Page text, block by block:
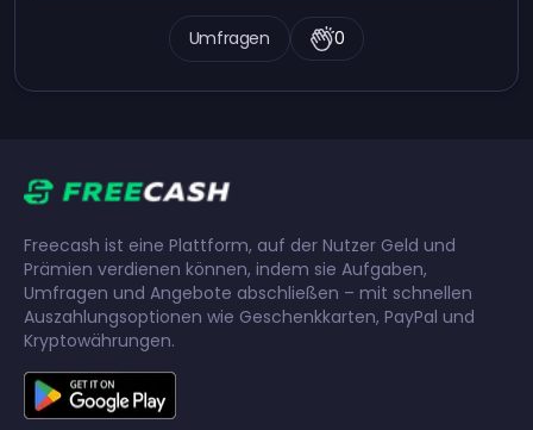
Umfragen 0
Freecash ist eine Plattform, auf der Nutzer Geld und
Prämien verdienen können, indem sie Aufgaben,
Umfragen und Angebote abschließen – mit schnellen
Auszahlungsoptionen wie Geschenkkarten, PayPal und
Kryptowährungen.